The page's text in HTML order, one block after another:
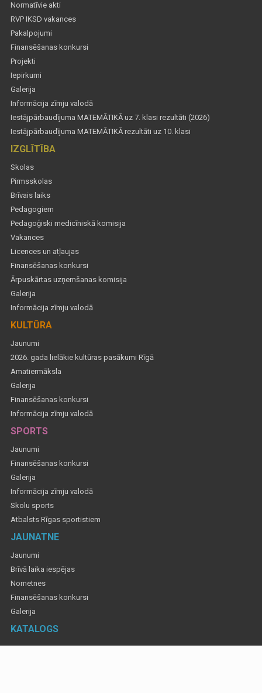
Normatīvie akti
RVP IKSD vakances
Pakalpojumi
Finansēšanas konkursi
Projekti
Iepirkumi
Galerija
Informācija zīmju valodā
Iestājpārbaudījuma MATEMĀTIKĀ uz 7. klasi rezultāti (2026)
Iestājpārbaudījuma MATEMĀTIKĀ rezultāti uz 10. klasi
IZGLĪTĪBA
Skolas
Pirmsskolas
Brīvais laiks
Pedagogiem
Pedagoģiski medicīniskā komisija
Vakances
Licences un atļaujas
Finansēšanas konkursi
Ārpuskārtas uzņemšanas komisija
Galerija
Informācija zīmju valodā
KULTŪRA
Jaunumi
2026. gada lielākie kultūras pasākumi Rīgā
Amatiermāksla
Galerija
Finansēšanas konkursi
Informācija zīmju valodā
SPORTS
Jaunumi
Finansēšanas konkursi
Galerija
Informācija zīmju valodā
Skolu sports
Atbalsts Rīgas sportistiem
JAUNATNE
Jaunumi
Brīvā laika iespējas
Nometnes
Finansēšanas konkursi
Galerija
KATALOGS